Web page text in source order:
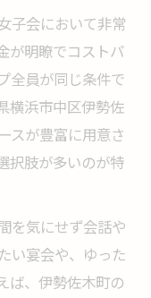
子会において非常
が明瞭でコストパ
全員が同じ条件で
横浜市中区伊勢佐
スが豊富に用意さ
択肢が多いのが特
を気にせず会話や
い宴会や、ゆった
ば、伊勢佐木町の